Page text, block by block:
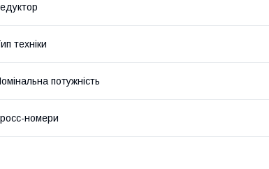
техніки
потужність
номери